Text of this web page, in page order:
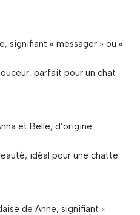
signifiant « messager » ou «
parfait pour un chat
et Belle, d’origine
idéal pour une chatte
de Anne, signifiant «